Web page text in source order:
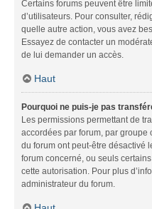
Certains forums peuvent être
d’utilisateurs. Pour consulter,
quelle autre action, vous avez
Essayez de contacter un
de lui demander un accès.
Haut
Pourquoi ne puis-je pas
Les permissions permettant de
accordées par forum, par groupe
du forum ont peut-être désactivé
forum concerné, ou seuls
cette autorisation. Pour plus
administrateur du forum.